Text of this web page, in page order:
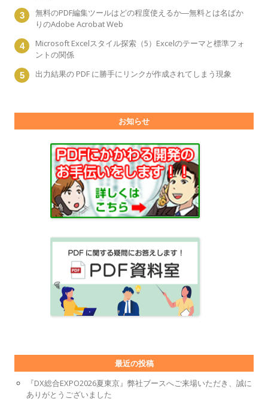
無料のPDF編集ツールはどの程度使えるか―無料とは名ばか
りのAdobe Acrobat Web
Microsoft Excelスタイル探索（5）Excelのテーマと標準フォ
ントの関係
出力結果の PDF に勝手にリンクが作成されてしまう現象
お知らせ
最近の投稿
『DX総合EXPO2026夏東京』弊社ブースへご来場いただき、誠に
ありがとうございました